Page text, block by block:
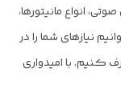
انواع مانیتورها،
نیازهای شما را در
کنیم. با امیدواری